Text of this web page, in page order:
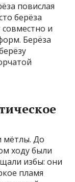
повислая
берёза
совместно и
Берёза
мётлы. До
ходу были
избы: они
пламя